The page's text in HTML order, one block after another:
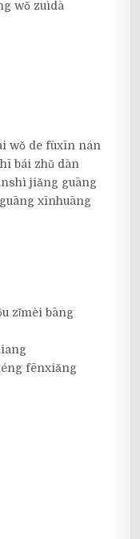
wǒ zuìdà
wǒ de fùxīn nán
bái zhǔ dàn
jiǎng guāng
xīnhuāng
zǐmèi bāng
fēnxiǎng